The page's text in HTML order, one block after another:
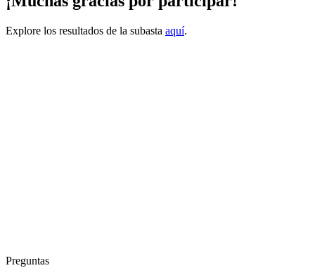
Explore los resultados de la subasta aquí.
Preguntas